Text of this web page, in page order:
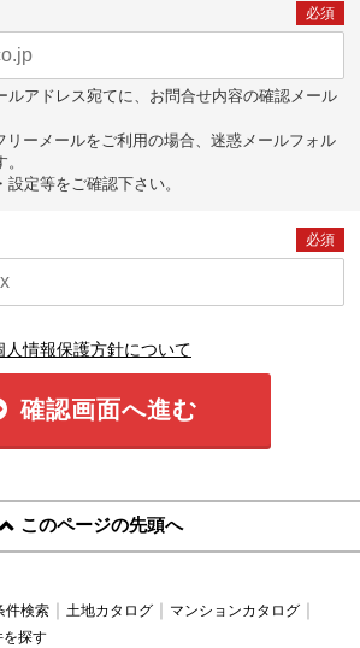
必須
アドレス宛てに、お問合せ内容の確認メール
ーメールをご利用の場合、迷惑メールフォル
定等をご確認下さい。
必須
人情報保護方針について
確認画面へ進む
このページの先頭へ
件検索 土地カタログ
マンションカタログ
を探す